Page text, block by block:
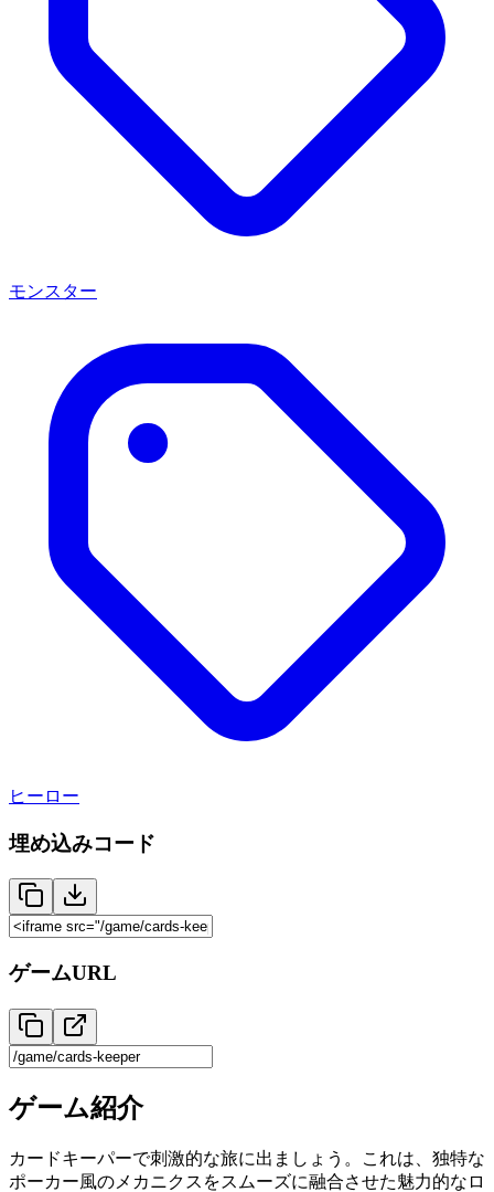
モンスター
ヒーロー
埋め込みコード
ゲームURL
ゲーム紹介
カードキーパーで刺激的な旅に出ましょう。これは、独特な
ポーカー風のメカニクスをスムーズに融合させた魅力的なロ